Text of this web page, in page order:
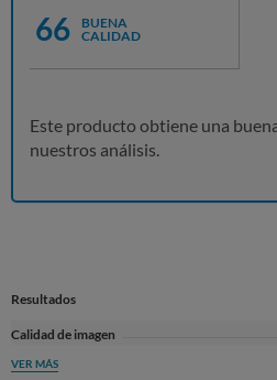
66
BUENA
CALIDAD
Este producto obtiene una
nuestros análisis.
Resultados
Calidad de imagen
VER MÁS